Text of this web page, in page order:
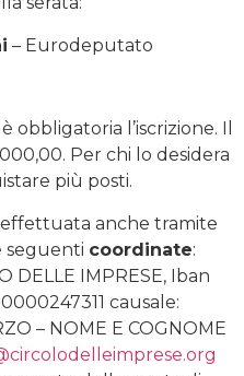
– Eurodeputato
l’iscrizione. Il
Per chi lo desidera
più posti.
effettuata anche tramite
seguenti coordinate:
DELLE IMPRESE, Iban
causale:
– NOME E COGNOME